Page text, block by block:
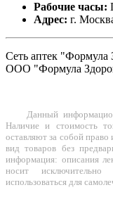
Рабочие часы:
Адрес: г.
Сеть аптек "Формула
ООО "Формула
Данный
Наличие и стоимость
оставляют за собой право
вид товаров без
информация: описания
носит
использоваться для